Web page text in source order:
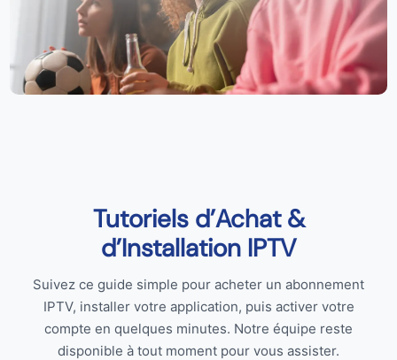
Tutoriels d’Achat &
d’Installation IPTV
Suivez ce guide simple pour acheter un abonnement
IPTV, installer votre application, puis activer votre
compte en quelques minutes. Notre équipe reste
disponible à tout moment pour vous assister.